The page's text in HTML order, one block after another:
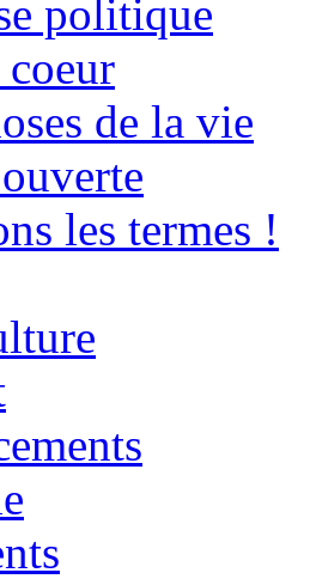
politique
de la vie
les termes !